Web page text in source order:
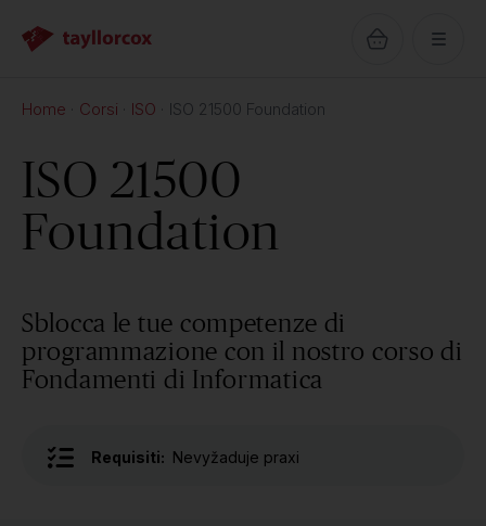
Home Corsi ISO ISO 21500 Foundation
ISO 21500
Foundation
Sblocca le tue competenze di
programmazione con il nostro corso di
Fondamenti di Informatica
Requisiti: Nevyžaduje praxi